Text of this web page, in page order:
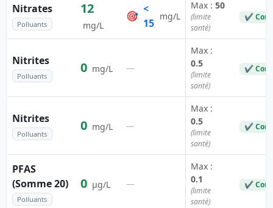
Nitrates
Polluants
12
mg/L
🎯
<
15
mg/L
Max : 50
(limite
santé)
✔
Nitrites
Polluants
0 mg/L —
Max :
0.5
(limite
santé)
✔
Nitrites
Polluants
0 mg/L —
Max :
0.5
(limite
santé)
✔
PFAS
(Somme 20)
Polluants
0 µg/L —
Max :
0.1
(limite
santé)
✔